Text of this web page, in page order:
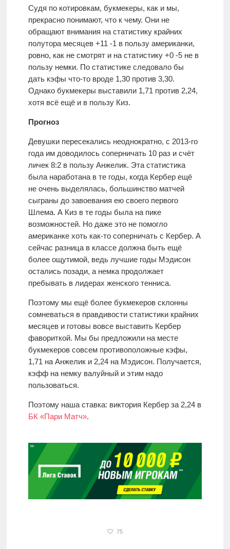
Судя по котировкам, букмекеры, как и мы,
прекрасно понимают, что к чему. Они не
обращают внимания на статистику крайних
полутора месяцев +11 -1 в пользу американки,
ровно, как не смотрят и на статистику +0 -5 не в
пользу немки. По статистике следовало бы
дать кэфы что-то вроде 1,30 против 3,30.
Однако букмекеры выставили 1,71 против 2,24,
хотя всё ещё и в пользу Киз.
Прогноз
Девушки пересекались неоднократно, с 2013-го
года им доводилось соперничать 10 раз и счёт
личек 8:2 в пользу Анжелик. Эта статистика
была наработана в те годы, когда Кербер ещё
не очень выделялась, большинство матчей
сыграны до завоевания ею своего первого
Шлема. А Киз в те годы была на пике
возможностей. Но даже это не помогло
американке хоть как-то соперничать с Кербер. А
сейчас разница в классе должна быть ещё
более ощутимой, ведь лучшие годы Мэдисон
остались позади, а немка продолжает
пребывать в лидерах женского тенниса.
Поэтому мы ещё более букмекеров склонны
сомневаться в правдивости статистики крайних
месяцев и готовы вовсе выставить Кербер
фавориткой. Мы бы предложили на месте
букмекеров совсем противоположные кэфы,
1,71 на Анжелик и 2,24 на Мэдисон. Получается,
кэфф на немку валуйный и этим надо
пользоваться.
Поэтому наша ставка: виктория Кербер за 2,24 в
БК «Пари Матч».
75